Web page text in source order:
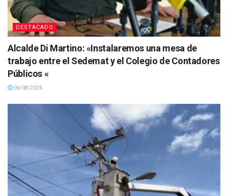
DESTACADO
Alcalde Di Martino: «Instalaremos una mesa de
trabajo entre el Sedemat y el Colegio de Contadores
Públicos «
06/08/2026